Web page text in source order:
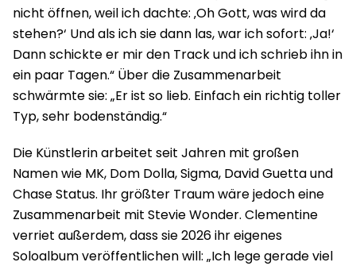
nicht öffnen, weil ich dachte: ‚Oh Gott, was wird da
stehen?‘ Und als ich sie dann las, war ich sofort: ‚Ja!‘
Dann schickte er mir den Track und ich schrieb ihn in
ein paar Tagen.“ Über die Zusammenarbeit
schwärmte sie: „Er ist so lieb. Einfach ein richtig toller
Typ, sehr bodenständig.“
Die Künstlerin arbeitet seit Jahren mit großen
Namen wie MK, Dom Dolla, Sigma, David Guetta und
Chase Status. Ihr größter Traum wäre jedoch eine
Zusammenarbeit mit Stevie Wonder. Clementine
verriet außerdem, dass sie 2026 ihr eigenes
Soloalbum veröffentlichen will: „Ich lege gerade viel